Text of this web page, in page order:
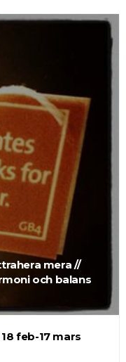
mera //
och balans
feb-17 mars